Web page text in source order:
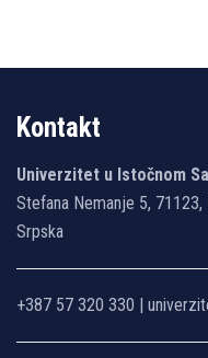
Kontakt
Univerzitet u Istočnom
Stefana Nemanje 5,
Srpska
+387 57 320 330 |